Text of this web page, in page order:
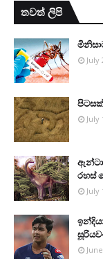
තවත් ලිපි
July
July
රහස්
July